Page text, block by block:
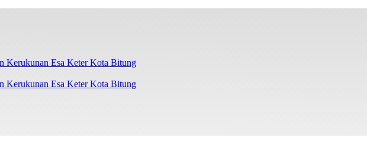
Kerukunan Esa Keter Kota Bitung